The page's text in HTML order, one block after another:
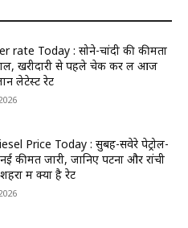
rate Today : सोने-चांदी की कीमतों
खरीदारी से पहले चेक कर लें आज
लेटेस्ट रेट
Price Today : सुबह-सवेरे पेट्रोल-
कीमतें जारी, जानिए पटना और रांची
में क्या है रेट